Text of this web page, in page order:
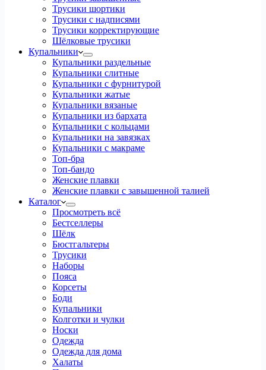
Трусики шортики
Трусики с надписями
Трусики корректирующие
Шёлковые трусики
Купальники
Купальники раздельные
Купальники слитные
Купальники с фурнитурой
Купальники жатые
Купальники вязаные
Купальники из бархата
Купальники с кольцами
Купальники на завязках
Купальники с макраме
Топ-бра
Топ-бандо
Женские плавки
Женские плавки с завышенной талией
Каталог
Просмотреть всё
Бестселлеры
Шёлк
Бюстгальтеры
Трусики
Наборы
Пояса
Корсеты
Боди
Купальники
Колготки и чулки
Носки
Одежда
Одежда для дома
Халаты